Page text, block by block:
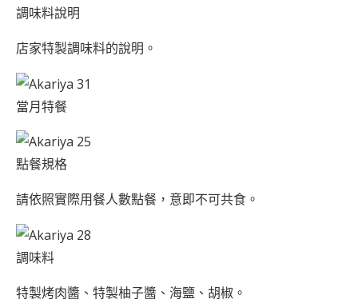
調味料說明
店家特製調味料的說明。
當月特餐
點餐規格
請依照實際用餐人數點餐，意即不可共食。
調味料
特製烤肉醬、特製柚子醬、海鹽、胡椒。